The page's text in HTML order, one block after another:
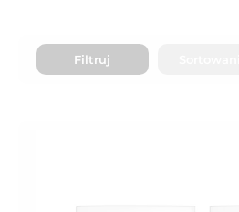
Filtruj